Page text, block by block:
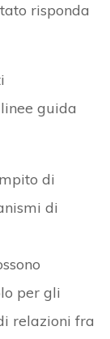
risponda
guida
di
di
per gli
relazioni fra